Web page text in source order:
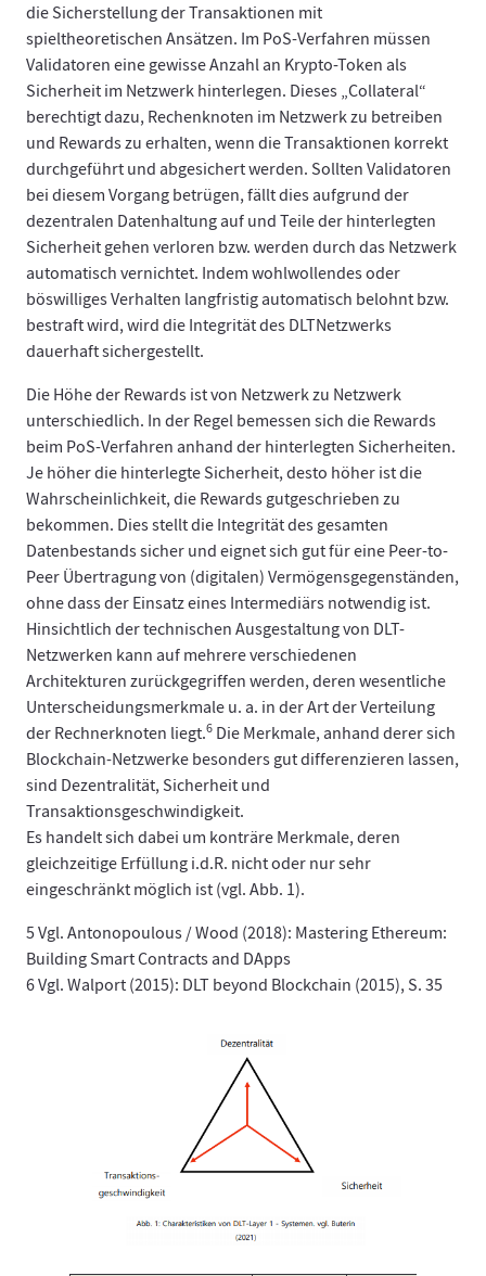
die Sicherstellung der Transaktionen mit
spieltheoretischen Ansätzen. Im PoS-Verfahren müssen
Validatoren eine gewisse Anzahl an Krypto-Token als
Sicherheit im Netzwerk hinterlegen. Dieses „Collateral“
berechtigt dazu, Rechenknoten im Netzwerk zu betreiben
und Rewards zu erhalten, wenn die Transaktionen korrekt
durchgeführt und abgesichert werden. Sollten Validatoren
bei diesem Vorgang betrügen, fällt dies aufgrund der
dezentralen Datenhaltung auf und Teile der hinterlegten
Sicherheit gehen verloren bzw. werden durch das Netzwerk
automatisch vernichtet. Indem wohlwollendes oder
böswilliges Verhalten langfristig automatisch belohnt bzw.
bestraft wird, wird die Integrität des DLTNetzwerks
dauerhaft sichergestellt.
Die Höhe der Rewards ist von Netzwerk zu Netzwerk
unterschiedlich. In der Regel bemessen sich die Rewards
beim PoS-Verfahren anhand der hinterlegten Sicherheiten.
Je höher die hinterlegte Sicherheit, desto höher ist die
Wahrscheinlichkeit, die Rewards gutgeschrieben zu
bekommen. Dies stellt die Integrität des gesamten
Datenbestands sicher und eignet sich gut für eine Peer-to-
Peer Übertragung von (digitalen) Vermögensgegenständen,
ohne dass der Einsatz eines Intermediärs notwendig ist.
Hinsichtlich der technischen Ausgestaltung von DLT-
Netzwerken kann auf mehrere verschiedenen
Architekturen zurückgegriffen werden, deren wesentliche
Unterscheidungsmerkmale u. a. in der Art der Verteilung
der Rechnerknoten liegt.6 Die Merkmale, anhand derer sich
Blockchain-Netzwerke besonders gut differenzieren lassen,
sind Dezentralität, Sicherheit und
Transaktionsgeschwindigkeit.
Es handelt sich dabei um konträre Merkmale, deren
gleichzeitige Erfüllung i.d.R. nicht oder nur sehr
eingeschränkt möglich ist (vgl. Abb. 1).
5 Vgl. Antonopoulous / Wood (2018): Mastering Ethereum:
Building Smart Contracts and DApps
6 Vgl. Walport (2015): DLT beyond Blockchain (2015), S. 35